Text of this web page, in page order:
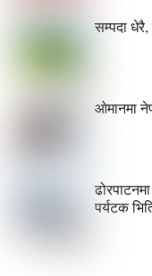
सम्पदा
ओमानमा
पर्यटक